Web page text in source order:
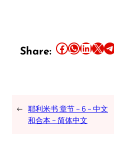
Share: Share this article on Facebook Share this article on WhatsApp Share this article on LinkedIn Share this article on X Share this article on Telegram
← 耶利米书 章节 – 6 – 中文
和合本 – 简体中文